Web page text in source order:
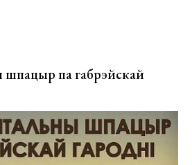
па габрэйскай